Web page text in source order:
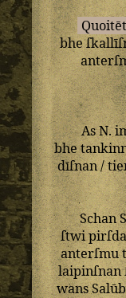
bhe
AsN.
bhe
dīſnan/
Schan
ſtwi
anterſmu
laipinſnan
wans